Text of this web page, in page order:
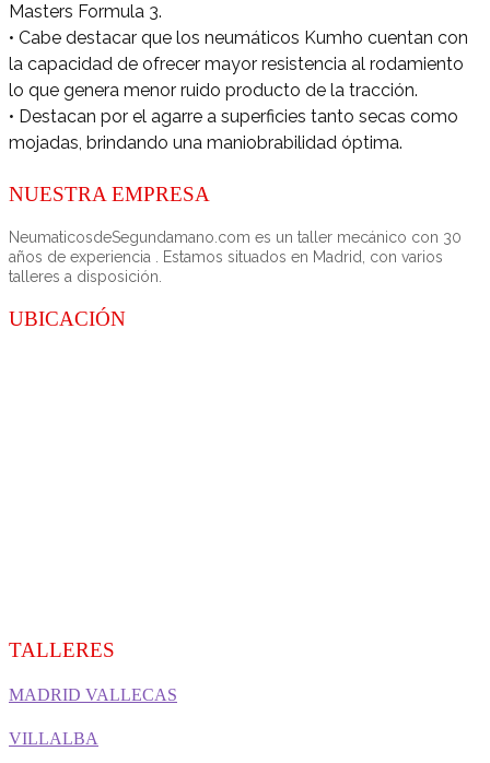
Masters Formula 3.
• Cabe destacar que los neumáticos Kumho cuentan con
la capacidad de ofrecer mayor resistencia al rodamiento
lo que genera menor ruido producto de la tracción.
• Destacan por el agarre a superficies tanto secas como
mojadas, brindando una maniobrabilidad óptima.
NUESTRA EMPRESA
NeumaticosdeSegundamano.com es un taller mecánico con 30
años de experiencia . Estamos situados en Madrid, con varios
talleres a disposición.
UBICACIÓN
TALLERES
MADRID VALLECAS
VILLALBA